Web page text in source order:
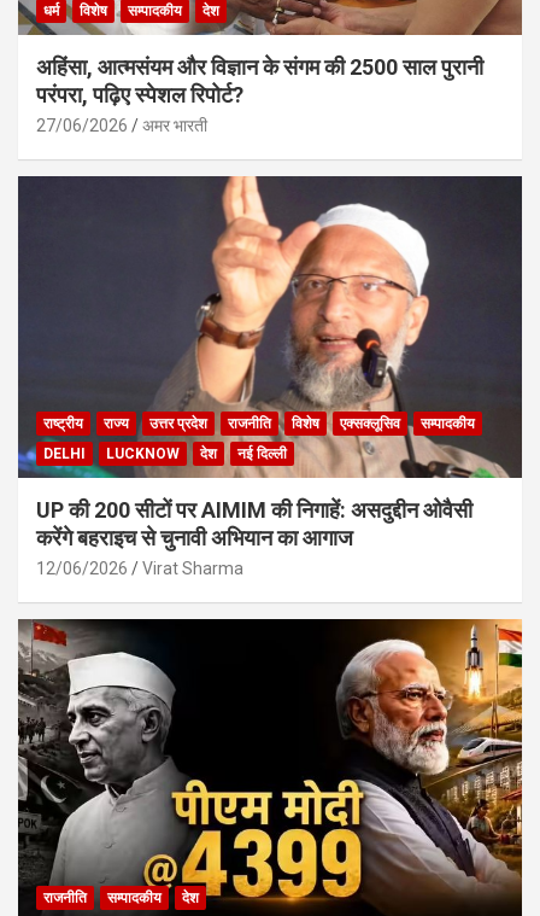
धर्म विशेष सम्पादकीय देश
अहिंसा, आत्मसंयम और विज्ञान के संगम की 2500 साल पुरानी
परंपरा, पढ़िए स्पेशल रिपोर्ट?
27/06/2026 अमर भारती
राष्ट्रीय राज्य उत्तर प्रदेश राजनीति विशेष एक्सक्लूसिव
सम्पादकीय
DELHI
LUCKNOW देश नई दिल्ली
UP की 200 सीटों पर AIMIM की निगाहें: असदुद्दीन ओवैसी
करेंगे बहराइच से चुनावी अभियान का आगाज
12/06/2026 Virat Sharma
राजनीति सम्पादकीय देश